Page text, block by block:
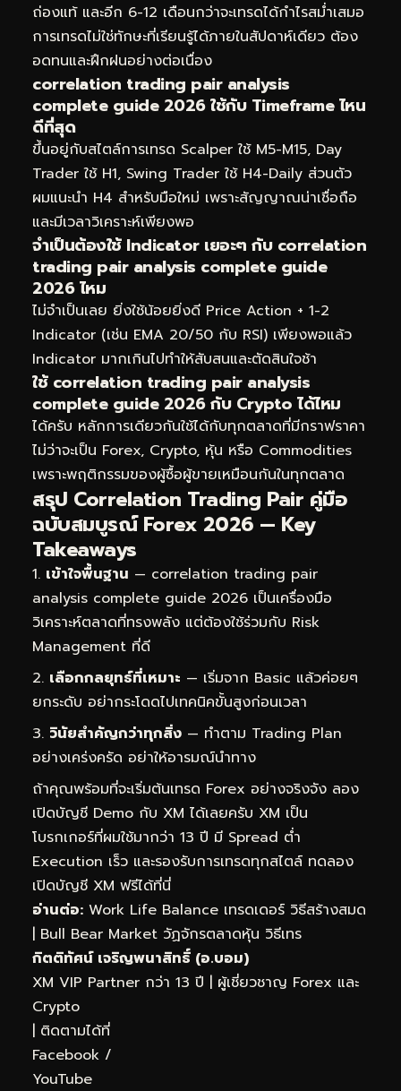
ถ่องแท้ และอีก 6-12 เดือนกว่าจะเทรดได้กำไรสม่ำเสมอ
การเทรดไม่ใช่ทักษะที่เรียนรู้ได้ภายในสัปดาห์เดียว ต้อง
อดทนและฝึกฝนอย่างต่อเนื่อง
correlation trading pair analysis
complete guide 2026 ใช้กับ Timeframe ไหน
ดีที่สุด
ขึ้นอยู่กับสไตล์การเทรด Scalper ใช้ M5-M15, Day
Trader ใช้ H1, Swing Trader ใช้ H4-Daily ส่วนตัว
ผมแนะนำ H4 สำหรับมือใหม่ เพราะสัญญาณน่าเชื่อถือ
และมีเวลาวิเคราะห์เพียงพอ
จำเป็นต้องใช้ Indicator เยอะๆ กับ correlation
trading pair analysis complete guide
2026 ไหม
ไม่จำเป็นเลย ยิ่งใช้น้อยยิ่งดี Price Action + 1-2
Indicator (เช่น EMA 20/50 กับ RSI) เพียงพอแล้ว
Indicator มากเกินไปทำให้สับสนและตัดสินใจช้า
ใช้ correlation trading pair analysis
complete guide 2026 กับ Crypto ได้ไหม
ได้ครับ หลักการเดียวกันใช้ได้กับทุกตลาดที่มีกราฟราคา
ไม่ว่าจะเป็น Forex, Crypto, หุ้น หรือ Commodities
เพราะพฤติกรรมของผู้ซื้อผู้ขายเหมือนกันในทุกตลาด
สรุป Correlation Trading Pair คู่มือ
ฉบับสมบูรณ์ Forex 2026 — Key
Takeaways
เข้าใจพื้นฐาน — correlation trading pair
analysis complete guide 2026 เป็นเครื่องมือ
วิเคราะห์ตลาดที่ทรงพลัง แต่ต้องใช้ร่วมกับ Risk
Management ที่ดี
เลือกกลยุทธ์ที่เหมาะ — เริ่มจาก Basic แล้วค่อยๆ
ยกระดับ อย่ากระโดดไปเทคนิคขั้นสูงก่อนเวลา
วินัยสำคัญกว่าทุกสิ่ง — ทำตาม Trading Plan
อย่างเคร่งครัด อย่าให้อารมณ์นำทาง
ถ้าคุณพร้อมที่จะเริ่มต้นเทรด Forex อย่างจริงจัง ลอง
เปิดบัญชี Demo กับ XM ได้เลยครับ XM เป็น
โบรกเกอร์ที่ผมใช้มากว่า 13 ปี มี Spread ต่ำ
Execution เร็ว และรองรับการเทรดทุกสไตล์ ทดลอง
เปิดบัญชี XM ฟรีได้ที่นี่
อ่านต่อ: Work Life Balance เทรดเดอร์ วิธีสร้างสมด
| Bull Bear Market วัฏจักรตลาดหุ้น วิธีเทร
กิตติทัศน์ เจริญพนาสิทธิ์ (อ.บอม)
XM VIP Partner กว่า 13 ปี | ผู้เชี่ยวชาญ Forex และ
Crypto
| ติดตามได้ที่
Facebook /
YouTube